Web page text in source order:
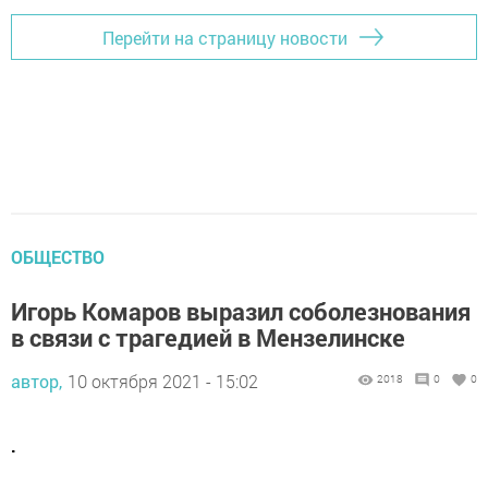
Перейти на страницу новости
ОБЩЕСТВО
Игорь Комаров выразил соболезнования
в связи с трагедией в Мензелинске
автор, 10 октября 2021 - 15:02 2018 0 0
.